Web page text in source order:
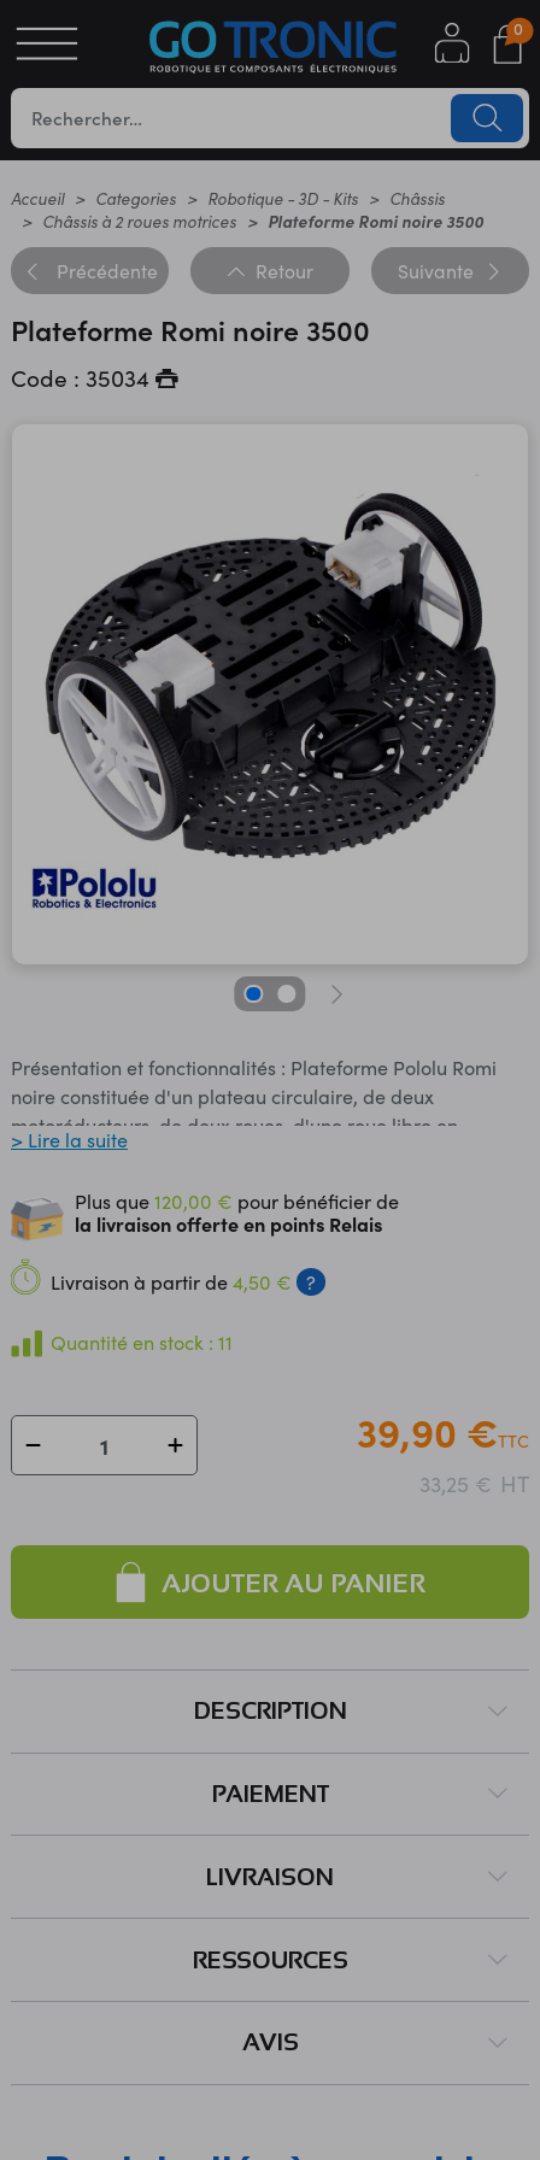
0
Accueil Categories Robotique - 3D - Kits
Châssis
Châssis à 2 roues motrices
Plateforme Romi noire 3500
Précédente Retour Suivante
Plateforme Romi noire 3500
Code : 35034
Présentation et fonctionnalités : Plateforme Pololu Romi
noire constituée d'un plateau circulaire, de deux
motoréducteurs, de deux roues, d'une roue libre en
plastique et d'accessoires de montage. Cette plateforme
partir d'un microcontrôleur (Arduino, Raspberry, non
incluses) et d'une carte de commande (non incluse). Le
montage se fait très rapidement et les éléments se clipsent
facilement. Ce châssis dispose de perforations permettant
la fixation de l'ensemble des cartes. Des modules prévus
pour contrôler et connaître la position de votre robot sont
Contenu : - 1 x base de châssis Romi noire - 2 x
motoréducteurs 120:1 - 2 x supports pour motoréducteurs -
2 x roues blanches 70 mm - 1 x roue libre - 1 x jeu de
LR06 - 4 x LR06 ​ - 6 x LR06 (via pontet à souder)
Motoréducteurs : - Alimentation : 3 à 6 Vcc -
Consommation : 1,250 A à 4,5 Vcc - Réduction : 120:1 -
Dimensions : Ø163 x 149 x 70 mm Poids : 160 g Référence
> Lire la suite
Plus que120,00 € pour bénéficier de
la livraison offerte en points Relais
Livraison à partir de4,50 € ?
Quantité en stock : 11
39,90 €TTC
33,25 € HT
AJOUTER AU PANIER
DESCRIPTION
PAIEMENT
LIVRAISON
RESSOURCES
AVIS